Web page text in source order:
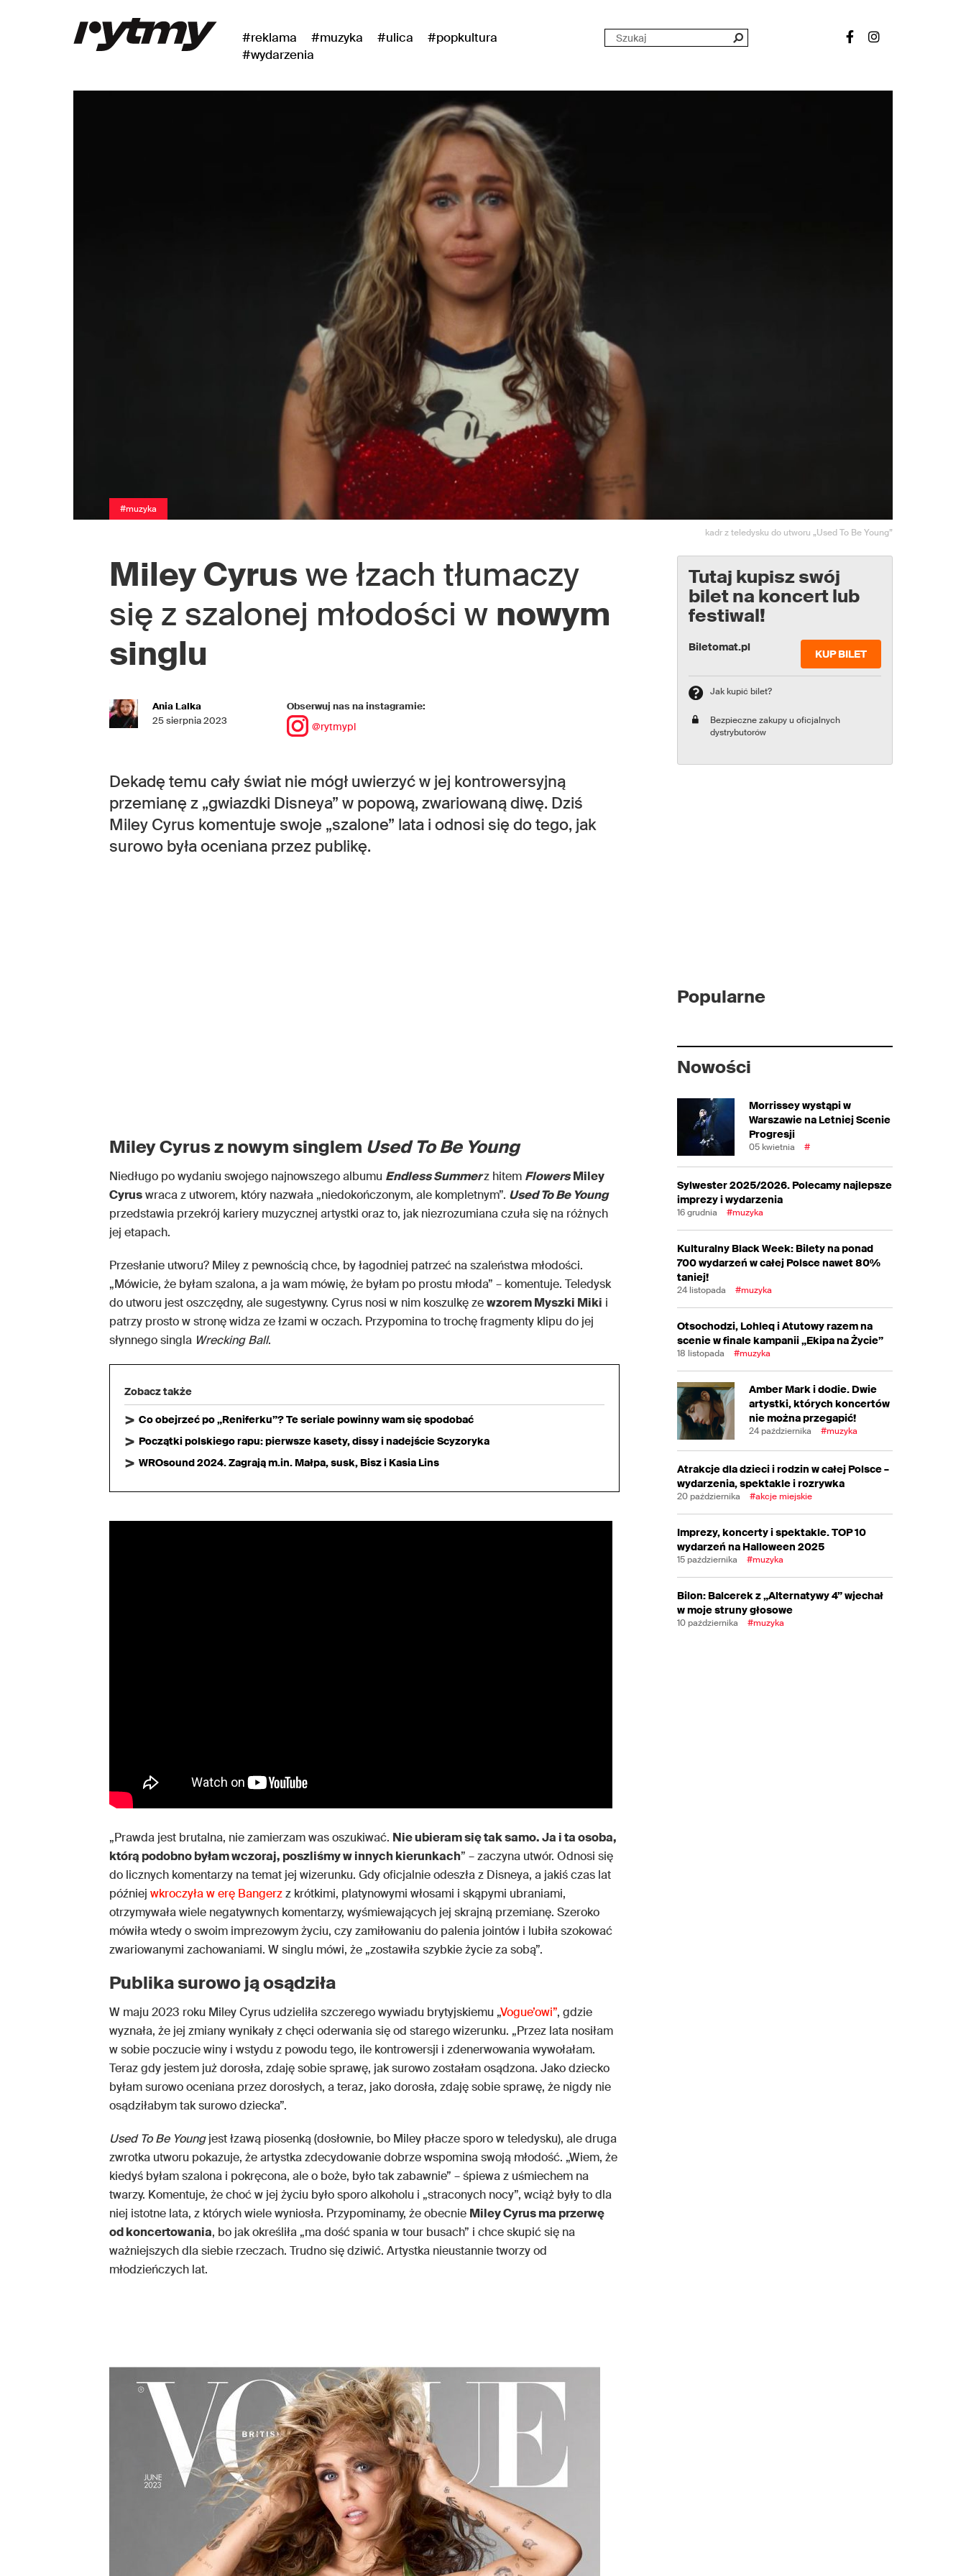
#reklama #muzyka #ulica
#popkultura
#wydarzenia
#muzyka
kadr z teledysku do utworu „Used To Be Young”
Miley Cyrus we łzach tłumaczy
się z szalonej młodości w nowym
singlu
Ania Lalka
25 sierpnia 2023
Obserwuj nas na instagramie:
@rytmypl
Dekadę temu cały świat nie mógł uwierzyć w jej kontrowersyjną
przemianę z „gwiazdki Disneya” w popową, zwariowaną diwę. Dziś
Miley Cyrus komentuje swoje „szalone” lata i odnosi się do tego, jak
surowo była oceniana przez publikę.
Miley Cyrus z nowym singlem Used To Be Young
Niedługo po wydaniu swojego najnowszego albumu Endless Summerz hitem Flowers Miley
Cyruswraca z utworem, który nazwała „niedokończonym, ale kompletnym”. Used To Be Young
przedstawia przekrój kariery muzycznej artystki oraz to, jak niezrozumiana czuła się na różnych
jej etapach.
Przesłanie utworu? Miley z pewnością chce, by łagodniej patrzeć na szaleństwa młodości.
„Mówicie, że byłam szalona, a ja wam mówię, że byłam po prostu młoda” – komentuje. Teledysk
do utworu jest oszczędny, ale sugestywny. Cyrus nosi w nim koszulkę zewzorem Myszki Miki i
patrzy prosto w stronę widza ze łzami w oczach. Przypomina to trochę fragmenty klipu do jej
słynnego singla Wrecking Ball.
Zobacz także
Co obejrzeć po „Reniferku”? Te seriale powinny wam się spodobać
Początki polskiego rapu: pierwsze kasety, dissy i nadejście Scyzoryka
WROsound 2024. Zagrają m.in. Małpa, susk, Bisz i Kasia Lins
„Prawda jest brutalna, nie zamierzam was oszukiwać. Nie ubieram się tak samo. Ja i ta osoba,
którą podobno byłam wczoraj, poszliśmy w innych kierunkach” – zaczyna utwór. Odnosi się
do licznych komentarzy na temat jej wizerunku. Gdy oficjalnie odeszła z Disneya, a jakiś czas lat
później wkroczyła w erę Bangerzz krótkimi, platynowymi włosami i skąpymi ubraniami,
otrzymywała wiele negatywnych komentarzy, wyśmiewających jej skrajną przemianę. Szeroko
mówiła wtedy o swoim imprezowym życiu, czy zamiłowaniu do palenia jointów i lubiła szokować
zwariowanymi zachowaniami. W singlu mówi, że „zostawiła szybkie życie za sobą”.
Publika surowo ją osądziła
W maju 2023 roku Miley Cyrus udzieliła szczerego wywiadu brytyjskiemu „Vogue’owi”, gdzie
wyznała, że jej zmiany wynikały z chęci oderwania się od starego wizerunku. „Przez lata nosiłam
w sobie poczucie winy i wstydu z powodu tego, ile kontrowersji i zdenerwowania wywołałam.
Teraz gdy jestem już dorosła, zdaję sobie sprawę, jak surowo zostałam osądzona. Jako dziecko
byłam surowo oceniana przez dorosłych, a teraz, jako dorosła, zdaję sobie sprawę, że nigdy nie
osądziłabym tak surowo dziecka”.
Used To Be Youngjest łzawą piosenką (dosłownie, bo Miley płacze sporo w teledysku), ale druga
zwrotka utworu pokazuje, że artystka zdecydowanie dobrze wspomina swoją młodość. „Wiem, że
kiedyś byłam szalona i pokręcona, ale o boże, było tak zabawnie” – śpiewa z uśmiechem na
twarzy. Komentuje, że choć w jej życiu było sporo alkoholu i „straconych nocy”, wciąż były to dla
niej istotne lata, z których wiele wyniosła. Przypominamy, że obecnie Miley Cyrus ma przerwę
od koncertowania, bo jak określiła „ma dość spania w tour busach” i chce skupić się na
ważniejszych dla siebie rzeczach. Trudno się dziwić. Artystka nieustannie tworzy od
młodzieńczych lat.
Tutaj kupisz swój
bilet na koncert lub
festiwal!
Biletomat.pl
KUP BILET
Jak kupić bilet?
Bezpieczne zakupy u oficjalnych
dystrybutorów
Popularne
Nowości
Morrissey wystąpi w
Warszawie na Letniej Scenie
Progresji
05 kwietnia #
Sylwester 2025/2026. Polecamy najlepsze
imprezy i wydarzenia
16 grudnia #muzyka
Kulturalny Black Week: Bilety na ponad
700 wydarzeń w całej Polsce nawet 80%
taniej!
24 listopada #muzyka
Otsochodzi, Lohleq i Atutowy razem na
scenie w finale kampanii „Ekipa na Życie”
18 listopada #muzyka
Amber Mark i dodie. Dwie
artystki, których koncertów
nie można przegapić!
24 października #muzyka
Atrakcje dla dzieci i rodzin w całej Polsce –
wydarzenia, spektakle i rozrywka
20 października #akcje miejskie
Imprezy, koncerty i spektakle. TOP 10
wydarzeń na Halloween 2025
15 października #muzyka
Bilon: Balcerek z „Alternatywy 4” wjechał
w moje struny głosowe
10 października #muzyka